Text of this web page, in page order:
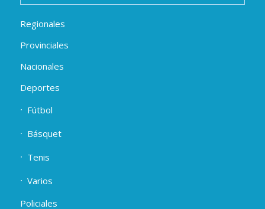
Regionales
Provinciales
Nacionales
Deportes
Fútbol
Básquet
Tenis
Varios
Policiales